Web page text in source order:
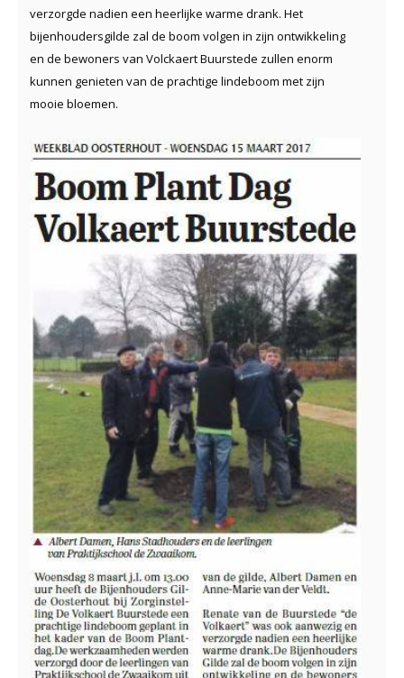
verzorgde nadien een heerlijke warme drank. Het
bijenhoudersgilde zal de boom volgen in zijn ontwikkeling
en de bewoners van Volckaert Buurstede zullen enorm
kunnen genieten van de prachtige lindeboom met zijn
mooie bloemen.